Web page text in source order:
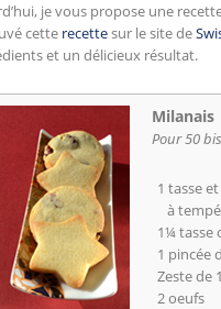
je vous propose une
cette recettesur le site de
et un délicieux résultat.
Milanais
Pour 50
1 tasse
à
1¼ tasse
1 pincée
Zeste de
2 oeufs